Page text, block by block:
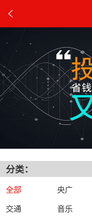
分类：
全部 央广
交通
音乐